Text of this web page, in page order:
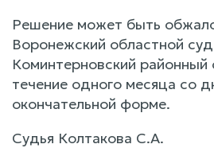
Решение может быть
Воронежский областной
Коминтерновский
течение одного месяца со
окончательной форме.
Судья Колтакова С.А.